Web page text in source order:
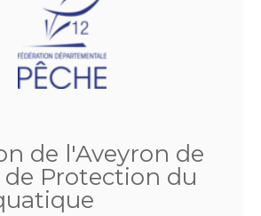
de l'Aveyron de
de Protection du